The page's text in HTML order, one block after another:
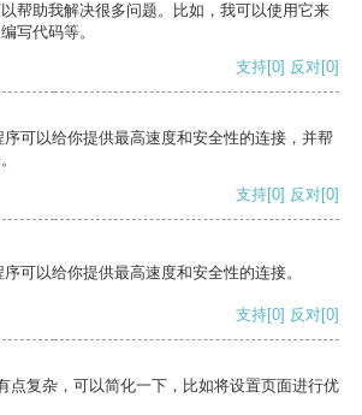
帮助我解决很多问题。比如，我可以使用它来
写代码等。
支持[0] 反对[0]
可以给你提供最高速度和安全性的连接，并帮
支持[0] 反对[0]
可以给你提供最高速度和安全性的连接。
支持[0] 反对[0]
点复杂，可以简化一下，比如将设置页面进行优